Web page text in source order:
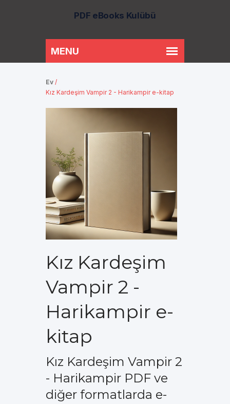
PDF eBooks Kulübü
Ev /
Kız Kardeşim Vampir 2 - Harikampir e-kitap
Kız Kardeşim
Vampir 2 -
Harikampir e-
kitap
Kız Kardeşim Vampir 2
- Harikampir PDF ve
diğer formatlarda e-